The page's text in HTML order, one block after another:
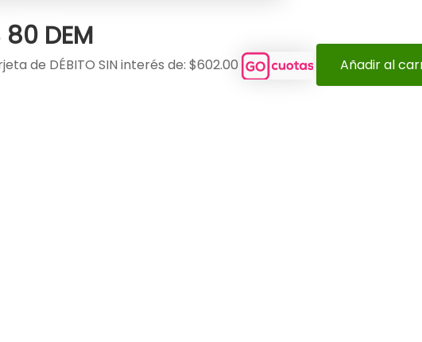
80 DEM
de DÉBITO SIN interés de: $602.00 Añadir al